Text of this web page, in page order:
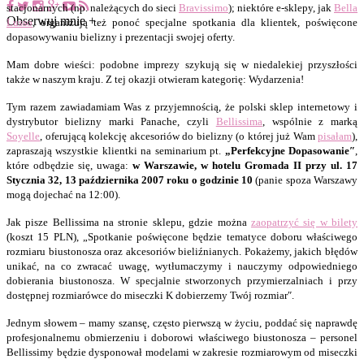
Obserwuj mnie +
stacjonarnych (np. należących do sieci Bravissimo); niektóre e-sklepy, jak Bella
Lusso, organizują też ponoć specjalne spotkania dla klientek, poświęcone
dopasowywaniu bielizny i prezentacji swojej oferty.
Mam dobre wieści: podobne imprezy szykują się w niedalekiej przyszłości
także w naszym kraju. Z tej okazji otwieram kategorię: Wydarzenia!
Tym razem zawiadamiam Was z przyjemnością, że polski sklep internetowy i
dystrybutor bielizny marki Panache, czyli Bellissima , wspólnie z marką
Soyelle , oferującą kolekcję akcesoriów do bielizny (o której już Wam pisałam),
zapraszają wszystkie klientki na seminarium pt. „Perfekcyjne Dopasowanie″
które odbędzie się, uwaga: w Warszawie, w hotelu Gromada II przy ul. 17
Stycznia 32, 13 października 2007 roku o godzinie 10 (panie spoza Warszawy
mogą dojechać na 12:00).
Jak pisze Bellissima na stronie sklepu, gdzie można zaopatrzyć się w bilety
(koszt 15 PLN), „Spotkanie poświęcone będzie tematyce doboru właściwego
rozmiaru biustonosza oraz akcesoriów bieliźnianych. Pokażemy, jakich błędów
unikać, na co zwracać uwagę, wytłumaczymy i nauczymy odpowiedniego
dobierania biustonosza. W specjalnie stworzonych przymierzalniach i przy
dostępnej rozmiarówce do miseczki K dobierzemy Twój rozmiar″.
Jednym słowem – mamy szansę, często pierwszą w życiu, poddać się naprawdę
profesjonalnemu obmierzeniu i doborowi właściwego biustonosza – personel
Bellissimy będzie dysponował modelami w zakresie rozmiarowym od miseczki